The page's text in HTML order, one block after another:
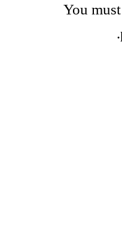
You